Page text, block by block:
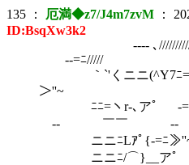
135 ： 厄満◆z7/J4m7zvM ：
ID:BsqXw3k2
-‐‐- ､
‐-=ﾆ/////
｀`'くニニ(^Y7ﾆ=-
＞''~
ﾆﾆ=ヽr‐､アﾟ
-‐ ￣￣ ‐-
ニニﾆLｱﾟ{-=
ニニﾆ/⌒}__